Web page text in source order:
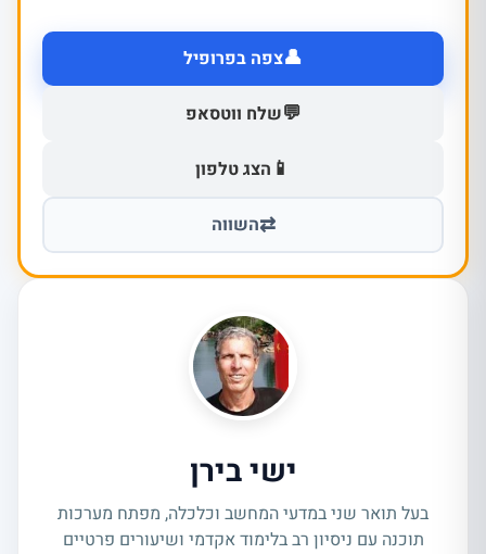
👤צפה בפרופיל
💬שלח ווטסאפ
📱 הצג טלפון
⇄השווה
ישי בירן
בעל תואר שני במדעי המחשב וכלכלה, מפתח מערכות
תוכנה עם ניסיון רב בלימוד אקדמי ושיעורים פרטיים